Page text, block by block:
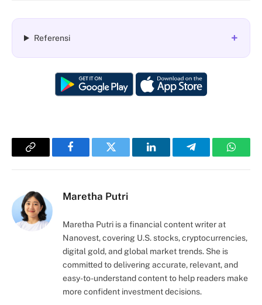
Referensi +
Copy
FacebookTwitter LinkedInTelegram
Maretha Putri
Maretha Putri is a financial content writer at
Nanovest, covering U.S. stocks, cryptocurrencies,
digital gold, and global market trends. She is
committed to delivering accurate, relevant, and
easy-to-understand content to help readers make
more confident investment decisions.